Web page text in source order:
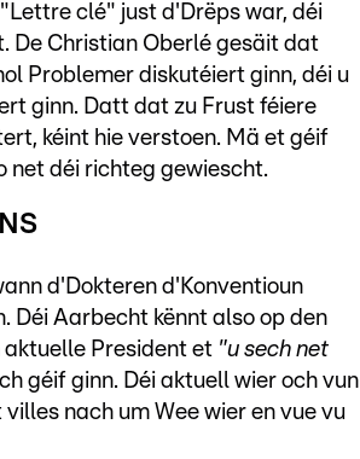
clé" just d'Drëps war, déi
De Christian Oberlé gesäit dat
Problemer diskutéiert ginn, déi u
ginn. Datt dat zu Frust féiere
kéint hie verstoen. Mä et géif
net déi richteg gewiescht.
d'Dokteren d'Konventioun
Déi Aarbecht kënnt also op den
aktuelle President et "u sech net
géif ginn. Déi aktuell wier och vun
nach um Wee wier en vue vu